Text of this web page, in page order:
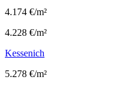
4.174 €/m²
4.228 €/m²
Kessenich
5.278 €/m²